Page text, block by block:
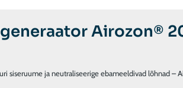
Airozon®
siseruume ja neutraliseerige ebameeldivad lõhnad